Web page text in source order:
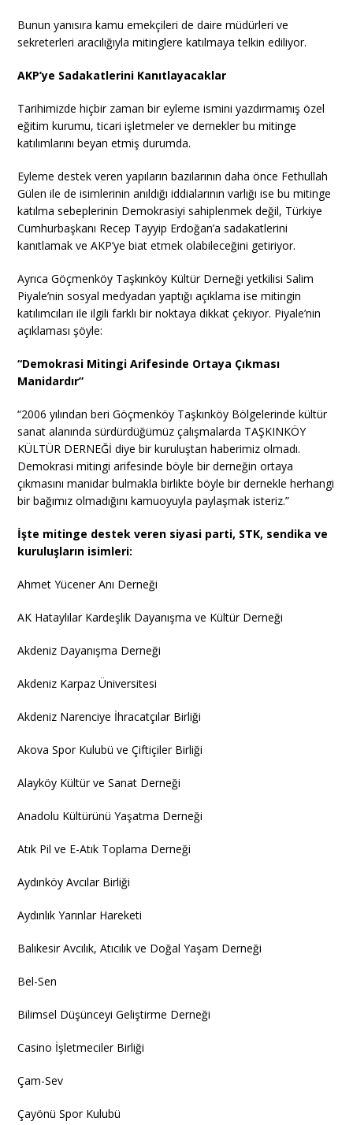
Bunun yanısıra kamu emekçileri de daire müdürleri ve
sekreterleri aracılığıyla mitinglere katılmaya telkin ediliyor.
AKP’ye Sadakatlerini Kanıtlayacaklar
Tarihimizde hiçbir zaman bir eyleme ismini yazdırmamış özel
eğitim kurumu, ticari işletmeler ve dernekler bu mitinge
katılımlarını beyan etmiş durumda.
Eyleme destek veren yapıların bazılarının daha önce Fethullah
Gülen ile de isimlerinin anıldığı iddialarının varlığı ise bu mitinge
katılma sebeplerinin Demokrasiyi sahiplenmek değil, Türkiye
Cumhurbaşkanı Recep Tayyip Erdoğan’a sadakatlerini
kanıtlamak ve AKP’ye biat etmek olabileceğini getiriyor.
Ayrıca Göçmenköy Taşkınköy Kültür Derneği yetkilisi Salim
Piyale’nin sosyal medyadan yaptığı açıklama ise mitingin
katılımcıları ile ilgili farklı bir noktaya dikkat çekiyor. Piyale’nin
açıklaması şöyle:
“Demokrasi Mitingi Arifesinde Ortaya Çıkması
Manidardır”
“2006 yılından beri Göçmenköy Taşkınköy Bölgelerinde kültür
sanat alanında sürdürdüğümüz çalışmalarda TAŞKINKÖY
KÜLTÜR DERNEĞİ diye bir kuruluştan haberimiz olmadı.
Demokrasi mitingi arifesinde böyle bir derneğin ortaya
çıkmasını manidar bulmakla birlikte böyle bir dernekle herhangi
bir bağımız olmadığını kamuoyuyla paylaşmak isteriz.”
İşte mitinge destek veren siyasi parti, STK, sendika ve
kuruluşların isimleri:
Ahmet Yücener Anı Derneği
AK Hataylılar Kardeşlik Dayanışma ve Kültür Derneği
Akdeniz Dayanışma Derneği
Akdeniz Karpaz Üniversitesi
Akdeniz Narenciye İhracatçılar Birliği
Akova Spor Kulubü ve Çiftiçiler Birliği
Alayköy Kültür ve Sanat Derneği
Anadolu Kültürünü Yaşatma Derneği
Atık Pil ve E-Atık Toplama Derneği
Aydınköy Avcılar Birliği
Aydınlık Yarınlar Hareketi
Balıkesir Avcılık, Atıcılık ve Doğal Yaşam Derneği
Bel-Sen
Bilimsel Düşünceyi Geliştirme Derneği
Casino İşletmeciler Birliği
Çam-Sev
Çayönü Spor Kulubü